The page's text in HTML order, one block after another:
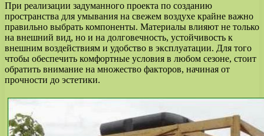
При реализации задуманного проекта по созданию
пространства для умывания на свежем воздухе крайне важно
правильно выбрать компоненты. Материалы влияют не только
на внешний вид, но и на долговечность, устойчивость к
внешним воздействиям и удобство в эксплуатации. Для того
чтобы обеспечить комфортные условия в любом сезоне, стоит
обратить внимание на множество факторов, начиная от
прочности до эстетики.